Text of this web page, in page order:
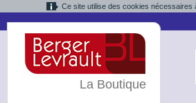
Ce site utilise des cookies
La Boutique